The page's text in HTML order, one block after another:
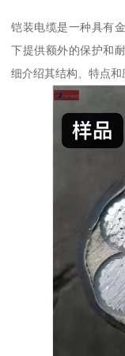
铠装电缆是一种具有
下提供额外的保护和
细介绍其结构、特点和